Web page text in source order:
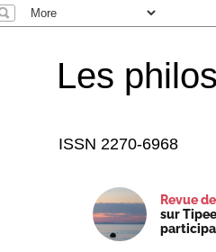
Les
ISSN 2270-6968
Revue
sur